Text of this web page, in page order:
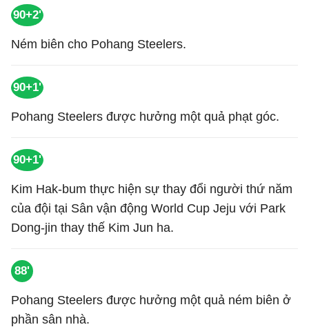
90+2'
Ném biên cho Pohang Steelers.
90+1'
Pohang Steelers được hưởng một quả phạt góc.
90+1'
Kim Hak-bum thực hiện sự thay đổi người thứ năm
của đội tại Sân vận động World Cup Jeju với Park
Dong-jin thay thế Kim Jun ha.
88'
Pohang Steelers được hưởng một quả ném biên ở
phần sân nhà.